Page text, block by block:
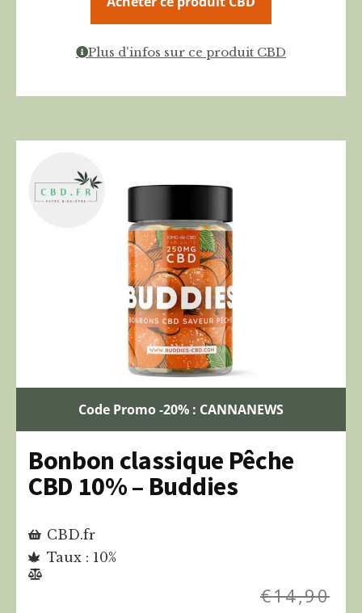
Plus d'infos sur ce produit CBD
Code Promo -20% : CANNANEWS
Bonbon classique Pêche
CBD 10% – Buddies
CBD.fr
Taux : 10%
€14,90